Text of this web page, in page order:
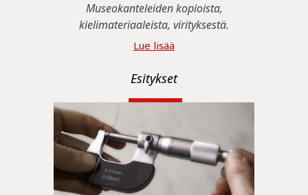
Museokanteleiden kopioista,
kielimateriaaleista, virityksestä.
Lue lisää
Esitykset